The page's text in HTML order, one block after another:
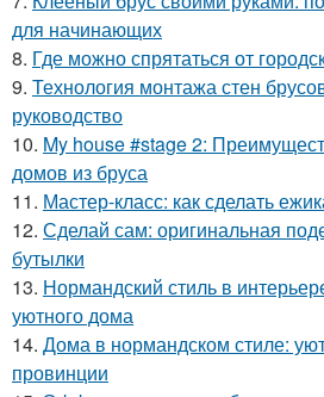
для начинающих
8. Где можно спрятаться от
9. Технология монтажа стен
руководство
10. My house #stage 2:
домов из бруса
11. Мастер-класс: как сделать
12. Сделай сам: оригинальная
бутылки
13. Нормандский стиль в
уютного дома
14. Дома в нормандском стиле:
провинции